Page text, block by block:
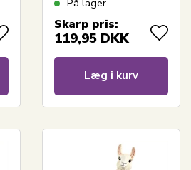
På lager
Skarp pris:
119,95 DKK
Læg i kurv